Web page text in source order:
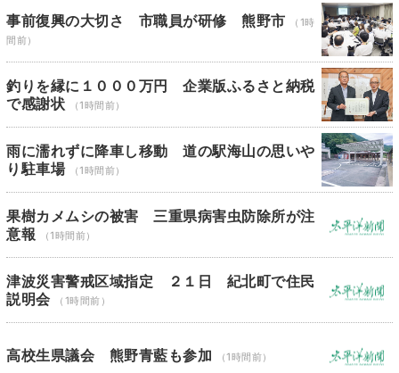
事前復興の大切さ 市職員が研修 熊野市
（1時
間前）
釣りを縁に１０００万円 企業版ふるさと納税
で感謝状
（1時間前）
雨に濡れずに降車し移動 道の駅海山の思いや
り駐車場
（1時間前）
果樹カメムシの被害 三重県病害虫防除所が注
意報
（1時間前）
津波災害警戒区域指定 ２１日 紀北町で住民
説明会
（1時間前）
高校生県議会 熊野青藍も参加 （1時間前）